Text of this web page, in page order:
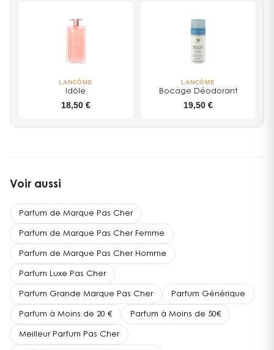
LANCÔME
Idôle
18,50 €
LANCÔME
Bocage Déodorant
19,50 €
Voir aussi
Parfum de Marque Pas Cher
Parfum de Marque Pas Cher Femme
Parfum de Marque Pas Cher Homme
Parfum Luxe Pas Cher
Parfum Grande Marque Pas Cher Parfum Générique
Parfum à Moins de 20 € Parfum à Moins de 50€
Meilleur Parfum Pas Cher